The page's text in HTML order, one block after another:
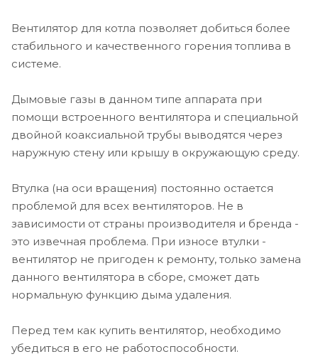
Вентилятор для котла позволяет добиться более
стабильного и качественного горения топлива в
системе.
Дымовые газы в данном типе аппарата при
помощи встроенного вентилятора и специальной
двойной коаксиальной трубы выводятся через
наружную стену или крышу в окружающую среду.
Втулка (на оси вращения) постоянно остается
проблемой для всех вентиляторов. Не в
зависимости от страны производителя и бренда -
это извечная проблема. При износе втулки -
вентилятор не пригоден к ремонту, только замена
данного вентилятора в сборе, сможет дать
нормальную функцию дыма удаления.
Перед тем как купить вентилятор, необходимо
убедиться в его не работоспособности.